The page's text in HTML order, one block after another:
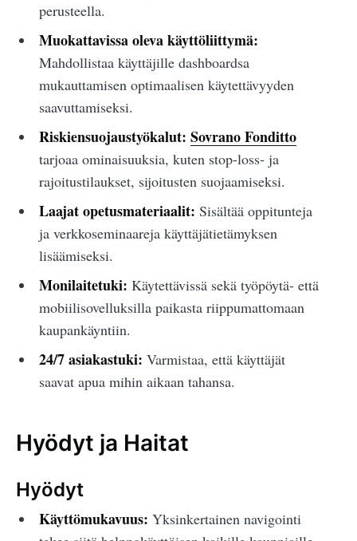
perusteella.
Muokattavissa oleva käyttöliittymä:
Mahdollistaa käyttäjille dashboardsa
mukauttamisen optimaalisen käytettävyyden
saavuttamiseksi.
Riskiensuojaustyökalut: Sovrano Fonditto
tarjoaa ominaisuuksia, kuten stop-loss- ja
rajoitustilaukset, sijoitusten suojaamiseksi.
Laajat opetusmateriaalit: Sisältää oppitunteja
ja verkkoseminaareja käyttäjätietämyksen
lisäämiseksi.
Monilaitetuki: Käytettävissä sekä työpöytä- että
mobiilisovelluksilla paikasta riippumattomaan
kaupankäyntiin.
24/7 asiakastuki: Varmistaa, että käyttäjät
saavat apua mihin aikaan tahansa.
Hyödyt ja Haitat
Hyödyt
Käyttömukavuus: Yksinkertainen navigointi